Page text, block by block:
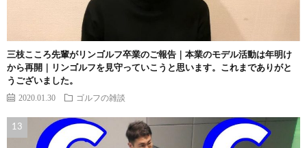
三枝こころ先輩がリンゴルフ卒業のご報告｜本業のモデル活動は年明け
から再開｜リンゴルフを見守っていこうと思います。これまでありがと
うございました。
2020.01.30 ゴルフの雑談